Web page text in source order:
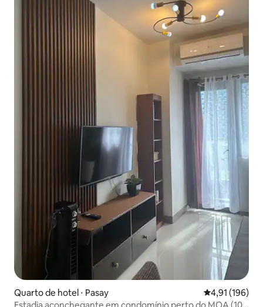
Quarto de hotel ⋅ Pasay 4,91 de uma
4,91 (196)